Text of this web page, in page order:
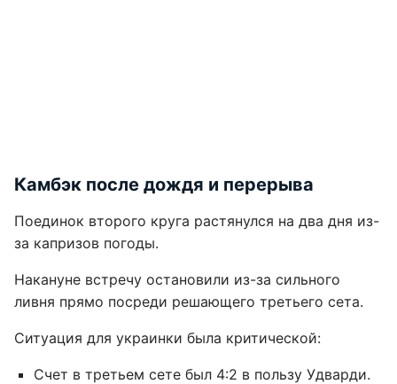
Камбэк после дождя и перерыва
Поединок второго круга растянулся на два дня из-
за капризов погоды.
Накануне встречу остановили из-за сильного
ливня прямо посреди решающего третьего сета.
Ситуация для украинки была критической:
Счет в третьем сете был 4:2 в пользу Удварди.